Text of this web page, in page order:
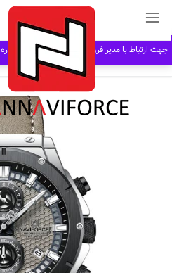
خانه مردانه man بند چرم
S/GY/GY
جهت ارتباط با مدیر فروش در نرم افزار بله به شماره 09122642339 در ارتباط باشید.